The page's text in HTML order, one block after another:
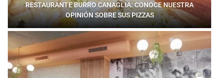
RESTAURANTE BURRO CANAGLIA: CONOCE NUESTRA
OPINIÓN SOBRE SUS PIZZAS